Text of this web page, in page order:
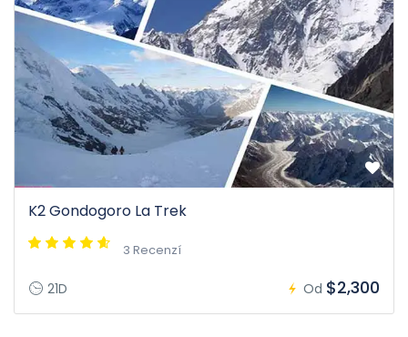
K2 Gondogoro La Trek
3 Recenzí
21D Od $2,300